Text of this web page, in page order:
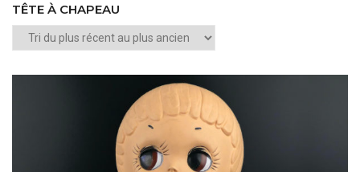
TÊTE À CHAPEAU